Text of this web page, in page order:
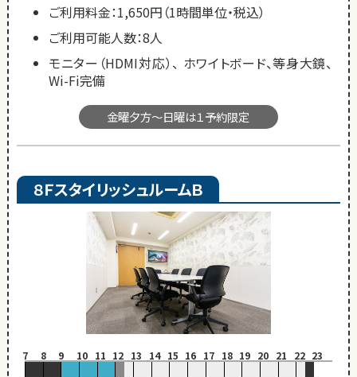
ご利用料金：1,650円（1時間単位・税込）
ご利用可能人数：8人
モニター（HDMI対応）、 ホワイトボード、等身大鏡、
Wi-Fi完備
金曜夕方～日曜は１予約限定
８ＦスタイリッシュルームＢ
7 8 9 10 11 12 13 14 15 16 17 18 19 20 21 22 23